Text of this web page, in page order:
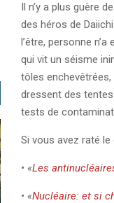
Il n’y a plus guère
des héros de
l’être, personne
qui vit un séisme
tôles
dressent des
tests de
Si vous avez raté le
• «Les
• «Nucléaire: et si